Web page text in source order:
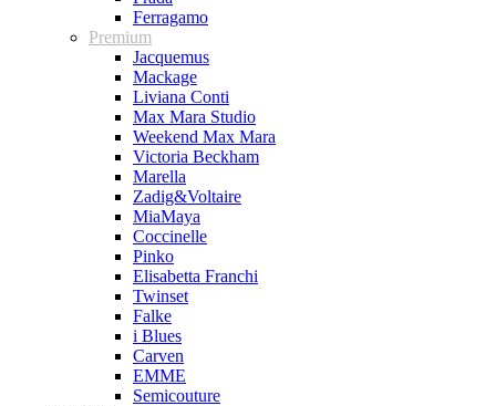
Ferragamo
Premium
Jacquemus
Mackage
Liviana Conti
Max Mara Studio
Weekend Max Mara
Victoria Beckham
Marella
Zadig&Voltaire
MiaMaya
Coccinelle
Pinko
Elisabetta Franchi
Twinset
Falke
i Blues
Carven
EMME
Semicouture